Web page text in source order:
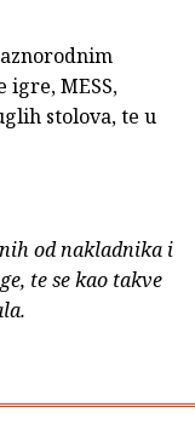
MESS,
stolova, te u
od nakladnika i
te se kao takve